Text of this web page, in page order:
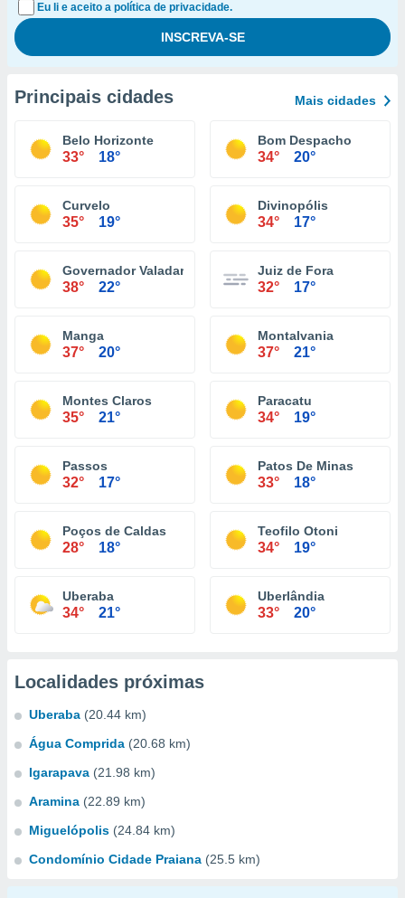
Eu li e aceito a política de privacidade.
Principais cidades Mais cidades
Belo Horizonte
33° 18°
Bom Despacho
34° 20°
Curvelo
35° 19°
Divinopólis
34° 17°
Governador Valadares
38° 22°
Juiz de Fora
32° 17°
Manga
37° 20°
Montalvania
37° 21°
Montes Claros
35° 21°
Paracatu
34° 19°
Passos
32° 17°
Patos De Minas
33° 18°
Poços de Caldas
28° 18°
Teofilo Otoni
34° 19°
Uberaba
34° 21°
Uberlândia
33° 20°
Localidades próximas
Uberaba (20.44 km)
Água Comprida (20.68 km)
Igarapava (21.98 km)
Aramina (22.89 km)
Miguelópolis (24.84 km)
Condomínio Cidade Praiana (25.5 km)